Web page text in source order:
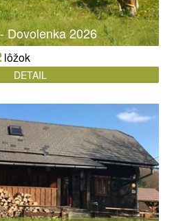
Dovolenka 2026
lôžok
DETAIL